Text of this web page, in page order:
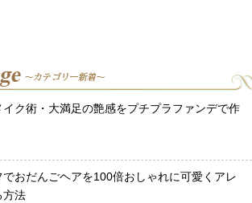
イク術・大満足の艶感をプチプラファンデで作
でおだんごヘアを100倍おしゃれに可愛くアレ
方法